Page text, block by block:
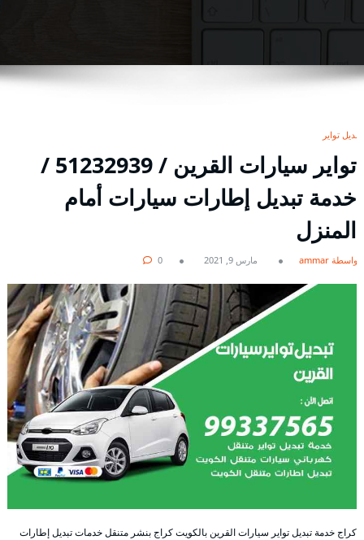
تبديل تواير
تواير سيارات القرين / 51232939‬ /
خدمة تبديل إطارات سيارات أمام
المنزل
بواسطة ammar مارس 9, 2021 0
كراج خدمة تبديل تواير سيارات القرين بالكويت كراج بنشر متنقل خدمات تبديل إطارات